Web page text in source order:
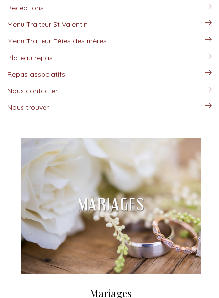
Réceptions
Menu Traiteur St Valentin
Menu Traiteur Fêtes des mères
Plateau repas
Repas associatifs
Nous contacter
Nous trouver
Mariages